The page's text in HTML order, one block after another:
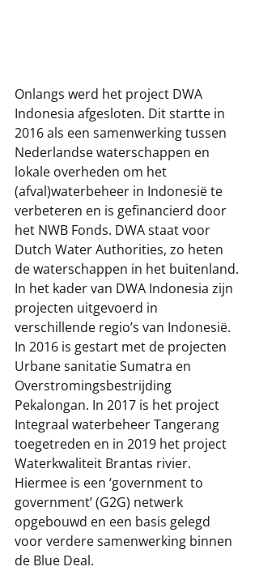
Onlangs werd het project DWA
Indonesia afgesloten. Dit startte in
2016 als een samenwerking tussen
Nederlandse waterschappen en
lokale overheden om het
(afval)waterbeheer in Indonesië te
verbeteren en is gefinancierd door
het NWB Fonds. DWA staat voor
Dutch Water Authorities, zo heten
de waterschappen in het buitenland.
In het kader van DWA Indonesia zijn
projecten uitgevoerd in
verschillende regio’s van Indonesië.
In 2016 is gestart met de projecten
Urbane sanitatie Sumatra en
Overstromingsbestrijding
Pekalongan. In 2017 is het project
Integraal waterbeheer Tangerang
toegetreden en in 2019 het project
Waterkwaliteit Brantas rivier.
Hiermee is een ‘government to
government’ (G2G) netwerk
opgebouwd en een basis gelegd
voor verdere samenwerking binnen
de Blue Deal.